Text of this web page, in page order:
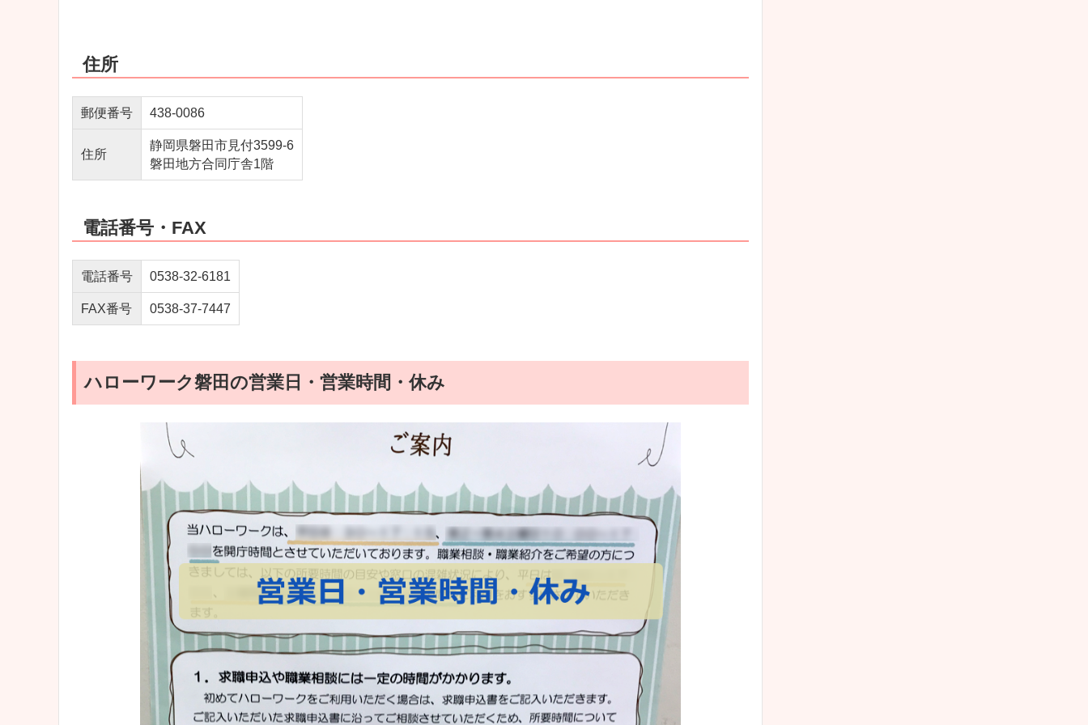
住所
郵便番号 438-0086
住所
静岡県磐田市見付3599-6
磐田地方合同庁舎1階
電話番号・FAX
電話番号 0538-32-6181
FAX番号 0538-37-7447
ハローワーク磐田の営業日・営業時間・休み